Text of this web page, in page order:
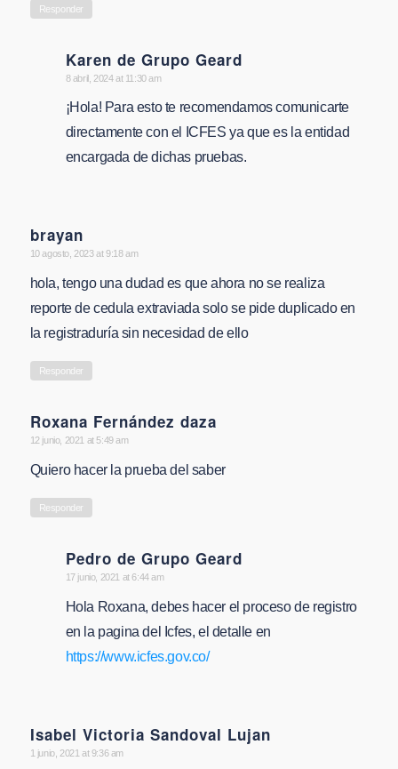
Responder
Karen de Grupo Geard
says:
8 abril, 2024 at 11:30 am
¡Hola! Para esto te recomendamos comunicarte
directamente con el ICFES ya que es la entidad
encargada de dichas pruebas.
brayan
says:
10 agosto, 2023 at 9:18 am
hola, tengo una dudad es que ahora no se realiza
reporte de cedula extraviada solo se pide duplicado en
la registraduría sin necesidad de ello
Responder
Roxana Fernández daza
says:
12 junio, 2021 at 5:49 am
Quiero hacer la prueba del saber
Responder
Pedro de Grupo Geard
says:
17 junio, 2021 at 6:44 am
Hola Roxana, debes hacer el proceso de registro
en la pagina del Icfes, el detalle en
https://www.icfes.gov.co/
Isabel Victoria Sandoval Lujan
says:
1 junio, 2021 at 9:36 am